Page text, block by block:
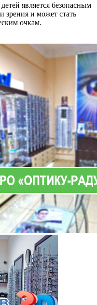
является безопасным
зрения и может стать
очкам.